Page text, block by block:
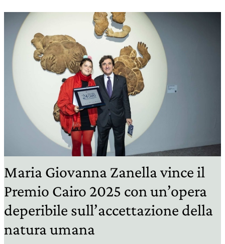
Maria Giovanna Zanella vince il
Premio Cairo 2025 con un’opera
deperibile sull’accettazione della
natura umana